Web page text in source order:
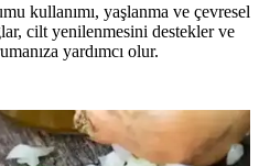
kullanımı, yaşlanma ve çevresel
cilt yenilenmesini destekler ve
yardımcı olur.